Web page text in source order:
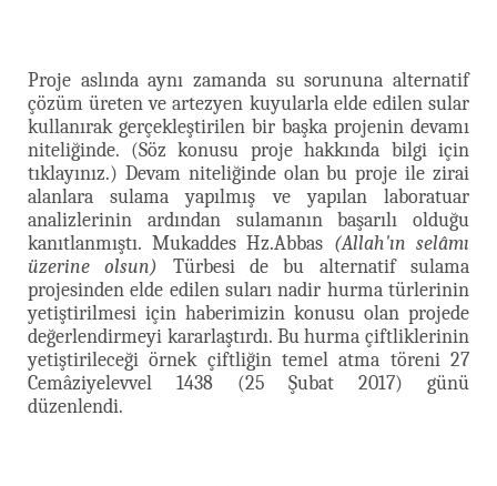
Proje aslında aynı zamanda su sorununa alternatif
çözüm üreten ve artezyen kuyularla elde edilen sular
kullanırak gerçekleştirilen bir başka projenin devamı
niteliğinde. (Söz konusu proje hakkında bilgi için
tıklayınız.) Devam niteliğinde olan bu proje ile zirai
alanlara sulama yapılmış ve yapılan laboratuar
analizlerinin ardından sulamanın başarılı olduğu
kanıtlanmıştı. Mukaddes Hz.Abbas (Allah'ın selâmı
üzerine olsun) Türbesi de bu alternatif sulama
projesinden elde edilen suları nadir hurma türlerinin
yetiştirilmesi için haberimizin konusu olan projede
değerlendirmeyi kararlaştırdı. Bu hurma çiftliklerinin
yetiştirileceği örnek çiftliğin temel atma töreni 27
Cemâziyelevvel 1438 (25 Şubat 2017) günü
düzenlendi.